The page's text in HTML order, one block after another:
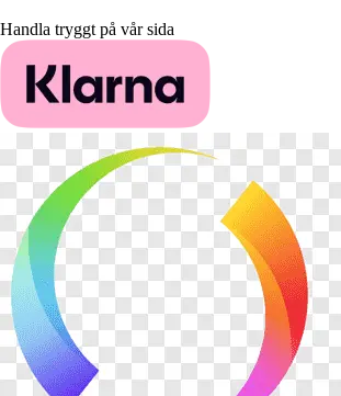
Handla tryggt på vår sida